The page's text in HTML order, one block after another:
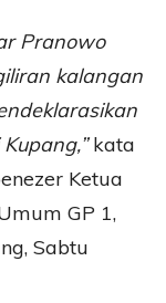
Pranowo
kalangan
kata
Ketua
GP 1,
Sabtu